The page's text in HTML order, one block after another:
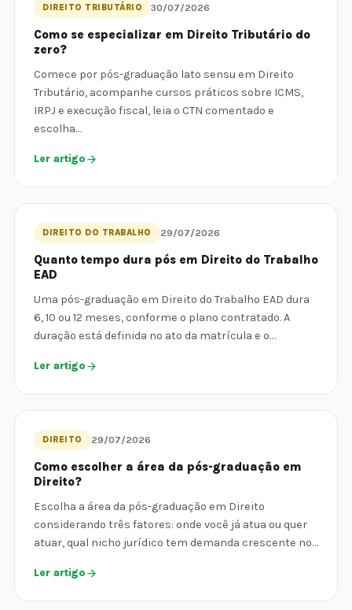
DIREITO TRIBUTÁRIO 30/07/2026
Como se especializar em Direito Tributário do
zero?
Comece por pós-graduação lato sensu em Direito
Tributário, acompanhe cursos práticos sobre ICMS,
IRPJ e execução fiscal, leia o CTN comentado e
escolha…
Ler artigo
DIREITO DO TRABALHO 29/07/2026
Quanto tempo dura pós em Direito do Trabalho
EAD
Uma pós-graduação em Direito do Trabalho EAD dura
6, 10 ou 12 meses, conforme o plano contratado. A
duração está definida no ato da matrícula e o…
Ler artigo
DIREITO 29/07/2026
Como escolher a área da pós-graduação em
Direito?
Escolha a área da pós-graduação em Direito
considerando três fatores: onde você já atua ou quer
atuar, qual nicho jurídico tem demanda crescente no…
Ler artigo